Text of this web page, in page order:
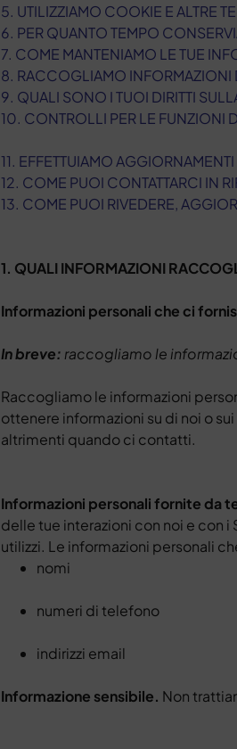
5. UTILIZZIAMO COOKIE E ALTRE
6. PER QUANTO TEMPO
7. COME MANTENIAMO LE TUE
8. RACCOGLIAMO INFORMAZIONI
9. QUALI SONO I TUOI DIRITTI
10. CONTROLLI PER LE FUNZIONI
11. EFFETTUIAMO
12. COME PUOI CONTATTARCI IN
13. COME PUOI RIVEDERE,
1. QUALI INFORMAZIONI
Informazioni personali che ci
In breve: raccogliamo le
Raccogliamo le informazioni
ottenere informazioni su di noi o
altrimenti quando ci contatti.
Informazioni personali fornite da
delle tue interazioni con noi e con
utilizzi. Le informazioni personali
nomi
numeri di telefono
indirizzi email
Informazione sensibile. Non